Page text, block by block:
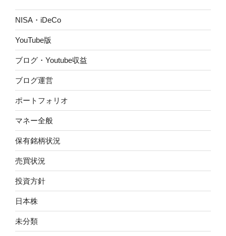
NISA・iDeCo
YouTube版
ブログ・Youtube収益
ブログ運営
ポートフォリオ
マネー全般
保有銘柄状況
売買状況
投資方針
日本株
未分類